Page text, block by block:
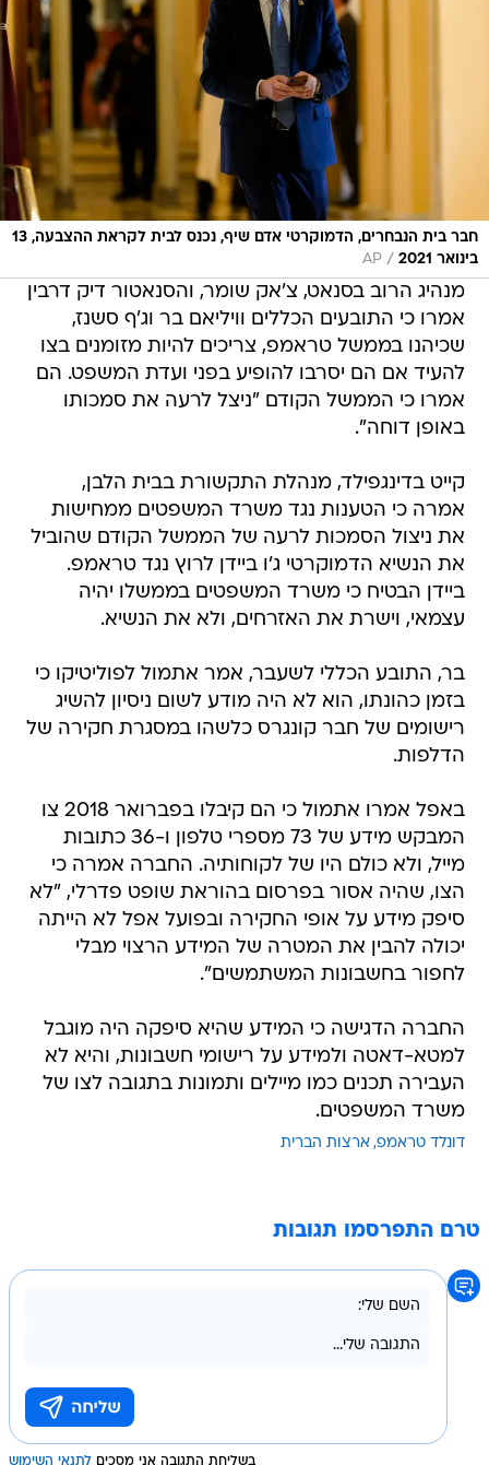
חבר בית הנבחרים, הדמוקרטי אדם שיף, נכנס לבית לקראת ההצבעה, 13
בינואר 2021
/
AP
מנהיג הרוב בסנאט, צ'אק שומר, והסנאטור דיק דרבין
אמרו כי התובעים הכללים וויליאם בר וג'ף סשנז,
שכיהנו בממשל טראמפ, צריכים להיות מזומנים בצו
להעיד אם הם יסרבו להופיע בפני ועדת המשפט. הם
אמרו כי הממשל הקודם "ניצל לרעה את סמכותו
באופן דוחה".
קייט בדינגפילד, מנהלת התקשורת בבית הלבן,
אמרה כי הטענות נגד משרד המשפטים ממחישות
את ניצול הסמכות לרעה של הממשל הקודם שהוביל
את הנשיא הדמוקרטי ג'ו ביידן לרוץ נגד טראמפ.
ביידן הבטיח כי משרד המשפטים בממשלו יהיה
עצמאי, וישרת את האזרחים, ולא את הנשיא.
בר, התובע הכללי לשעבר, אמר אתמול לפוליטיקו כי
בזמן כהונתו, הוא לא היה מודע לשום ניסיון להשיג
רישומים של חבר קונגרס כלשהו במסגרת חקירה של
הדלפות.
באפל אמרו אתמול כי הם קיבלו בפברואר 2018 צו
המבקש מידע של 73 מספרי טלפון ו-36 כתובות
מייל, ולא כולם היו של לקוחותיה. החברה אמרה כי
הצו, שהיה אסור בפרסום בהוראת שופט פדרלי, "לא
סיפק מידע על אופי החקירה ובפועל אפל לא הייתה
יכולה להבין את המטרה של המידע הרצוי מבלי
לחפור בחשבונות המשתמשים".
החברה הדגישה כי המידע שהיא סיפקה היה מוגבל
למטא-דאטה ולמידע על רישומי חשבונות, והיא לא
העבירה תכנים כמו מיילים ותמונות בתגובה לצו של
משרד המשפטים.
דונלד טראמפ ארצות הברית
טרם התפרסמו תגובות
בשליחת התגובה אני מסכים לתנאי השימוש